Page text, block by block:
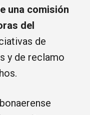
una comisión
del
de
y de reclamo